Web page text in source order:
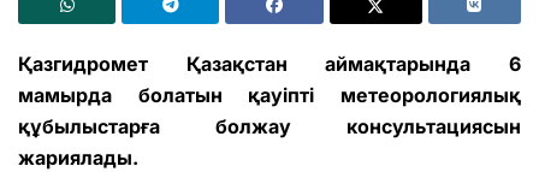
Қазгидромет Қазақстан аймақтарында
6
мамырда
болатын қауіпті
метеорологиялық
құбылыстарға
болжау
консультациясын
жариялады.